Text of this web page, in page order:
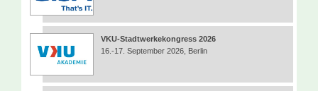
VKU-Stadtwerkekongress 2026
16.-17. September 2026, Berlin